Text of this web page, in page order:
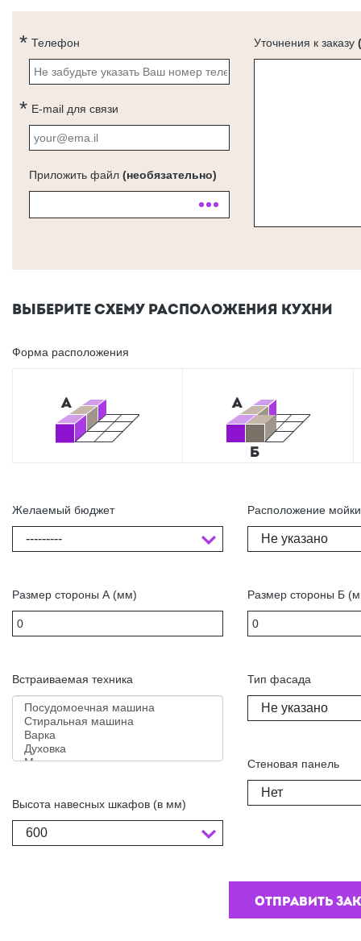
Телефон
E-mail для связи
Приложить файл (необязательно)
Уточнения к заказу
ВЫБЕРИТЕ СХЕМУ РАСПОЛОЖЕНИЯ КУХНИ
Форма расположения
Желаемый бюджет
---------
Размер стороны А (мм)
Встраиваемая техника
Высота навесных шкафов (в мм)
600
Расположение мойки
Не указано
Размер стороны Б
Тип фасада
Не указано
Стеновая панель
Нет